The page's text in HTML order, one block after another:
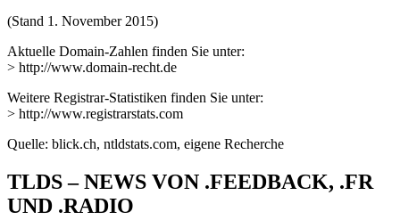
(Stand 1. November 2015)
Aktuelle Domain-Zahlen finden Sie unter:
> http://www.domain-recht.de
Weitere Registrar-Statistiken finden Sie unter:
> http://www.registrarstats.com
Quelle: blick.ch, ntldstats.com, eigene Recherche
TLDS – NEWS VON .FEEDBACK, .FR
UND .RADIO